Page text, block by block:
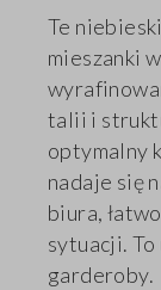
Te
mieszanki
talii i
optymalny
nadaje się
biura,
sytuacji.
garderoby.